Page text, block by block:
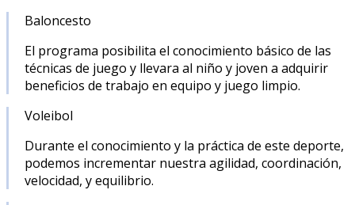
Baloncesto
El programa posibilita el conocimiento básico de las
técnicas de juego y llevara al niño y joven a adquirir
beneficios de trabajo en equipo y juego limpio.
Voleibol
Durante el conocimiento y la práctica de este deporte,
podemos incrementar nuestra agilidad, coordinación,
velocidad, y equilibrio.